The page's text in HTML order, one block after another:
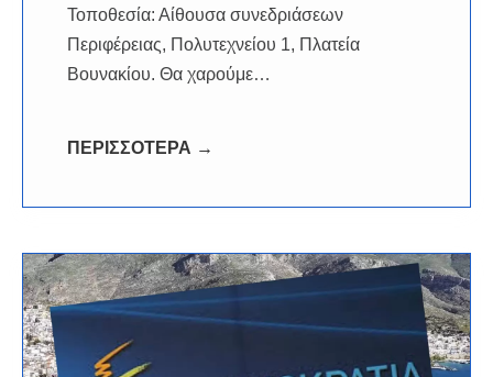
Τοποθεσία: Αίθουσα συνεδριάσεων
Περιφέρειας, Πολυτεχνείου 1, Πλατεία
Βουνακίου. Θα χαρούμε…
ΠΕΡΙΣΣΟΤΕΡΑ →